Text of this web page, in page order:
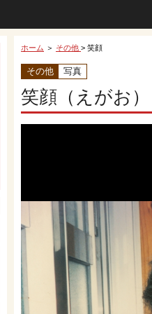
ホーム ＞ その他 > 笑顔
その他 写真
笑顔（えがお）